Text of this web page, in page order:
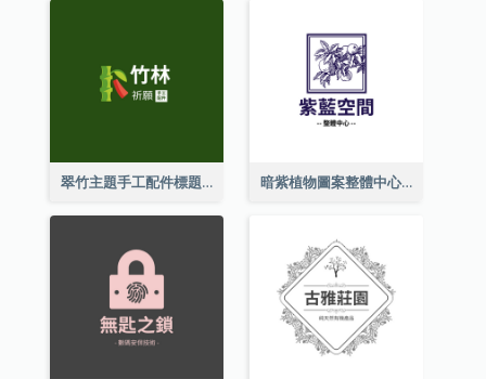
翠竹主題手工配件標題 暗紫植物圖案整體中心標誌